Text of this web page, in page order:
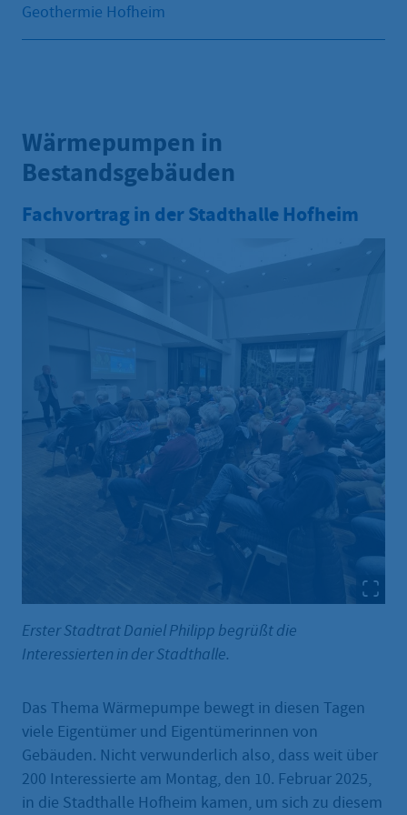
Geothermie Hofheim
Wärmepumpen in
Bestandsgebäuden
Fachvortrag in der Stadthalle Hofheim
Erster Stadtrat Daniel Philipp begrüßt die
Interessierten in der Stadthalle.
Das Thema Wärmepumpe bewegt in diesen Tagen
viele Eigentümer und Eigentümerinnen von
Gebäuden. Nicht verwunderlich also, dass weit über
200 Interessierte am Montag, den 10. Februar 2025,
in die Stadthalle Hofheim kamen, um sich zu diesem